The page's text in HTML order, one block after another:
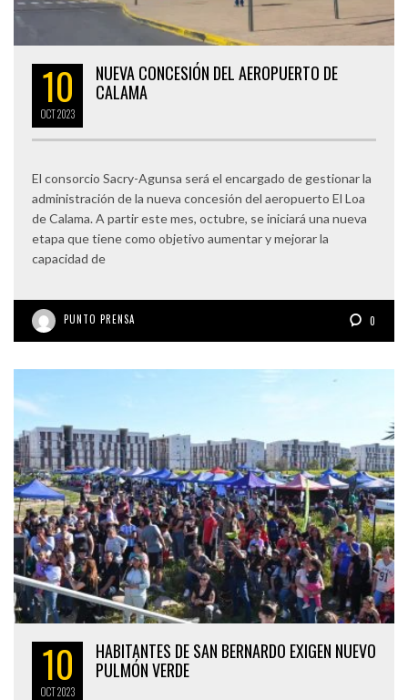
10
OCT2023
NUEVA CONCESIÓN DEL AEROPUERTO DE
CALAMA
El consorcio Sacry-Agunsa será el encargado de gestionar la
administración de la nueva concesión del aeropuerto El Loa
de Calama. A partir este mes, octubre, se iniciará una nueva
etapa que tiene como objetivo aumentar y mejorar la
capacidad de
PUNTO PRENSA 0
10
OCT2023
HABITANTES DE SAN BERNARDO EXIGEN NUEVO
PULMÓN VERDE